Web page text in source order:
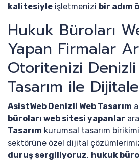
kalitesiyle işletmenizi bir adım
Hukuk Büroları
Yapan Firmalar
Otoritenizi
Tasarım ile Dijitale
AsistWeb Denizli Web Tasarım
büroları web sitesi yapanlar
Tasarım kurumsal tasarım
sektörüne özel dijital
duruş sergiliyoruz, hukuk